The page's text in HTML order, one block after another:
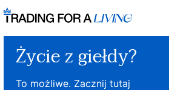
Życie z giełdy?
To możliwe. Zacznij tutaj